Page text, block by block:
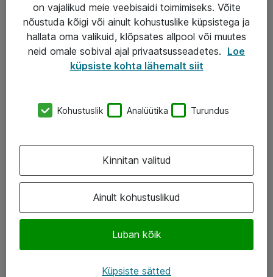
AS ATEA
+372 659 3591
Järvevana tee 7b, 10112 Tallinn
Facebook
on vajalikud meie veebisaidi toimimiseks. Võite
nõustuda kõigi või ainult kohustuslike küpsistega ja
hallata oma valikuid, klõpsates allpool või muutes
neid omale sobival ajal privaatsusseadetes. Loe
küpsiste kohta lähemalt siit
Kohustuslik Analüütika Turundus
Ainult kohustuslikud
Luban kõik
Kinnitan valitud
Küpsiste sätted